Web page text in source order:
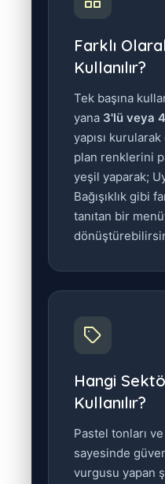
Farklı
Kullanılır?
Tek başına
yana 3'lü veya
yapısı
plan renklerini
yeşil yaparak;
Bağışıklık gibi
tanıtan bir
Hangi
Kullanılır?
Pastel tonları
sayesinde
vurgusu yapan